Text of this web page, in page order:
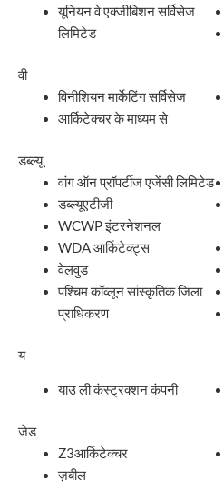
यूनियन वे एक्जीबिशन सर्विसेज
लिमिटेड
वी
विनीशियन मार्केटिंग सर्विसेज
आर्किटेक्चर के माध्यम से
डब्ल्यू
वांग ऑन प्रॉपर्टीज एजेंसी लिमिटेड
डब्ल्यूएटीजी
WCWP इंटरनेशनल
WDA आर्किटेक्ट्स
वेलवुड
पश्चिम कॉव्लून सांस्कृतिक जिला
प्राधिकरण
य
याउ ली कंस्ट्रक्शन कंपनी
जेड
Z3आर्किटेक्चर
ज़बील